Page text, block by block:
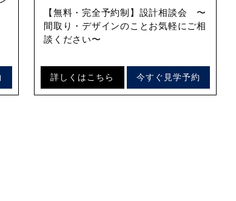
【無料・完全予約制】設計相談会 〜
間取り・デザインのことお気軽にご相
談ください〜
詳しくはこちら 今すぐ見学予約